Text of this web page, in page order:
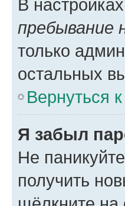
В
пребывание
только
остальных
Вернуться
Я забыл
Не
получить